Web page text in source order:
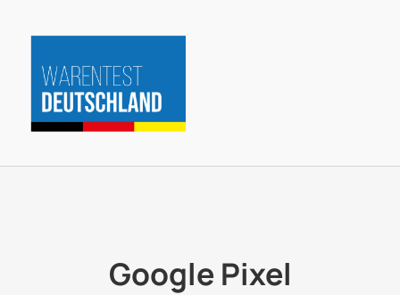
Inhalt
springen
Google Pixel